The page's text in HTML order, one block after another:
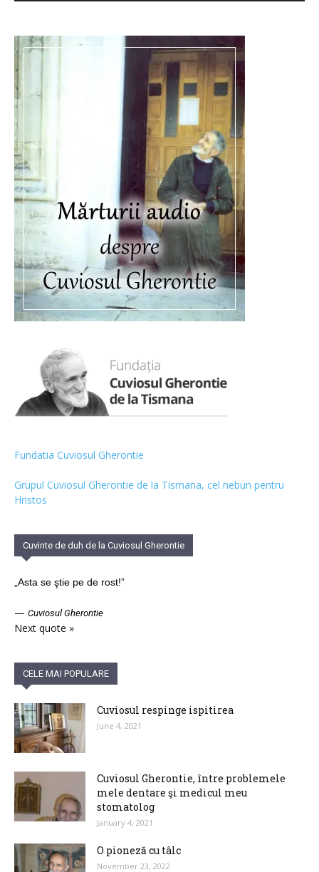
Fundatia Cuviosul Gherontie
Grupul Cuviosul Gherontie de la Tismana, cel nebun pentru
Hristos
Cuvinte de duh de la Cuviosul Gherontie
„Asta se ştie pe de rost!”
— Cuviosul Gherontie
Next quote »
CELE MAI POPULARE
Cuviosul respinge ispitirea
June 4, 2021
Cuviosul Gherontie, între problemele
mele dentare şi medicul meu
stomatolog
January 4, 2021
O pioneză cu tâlc
November 23, 2022